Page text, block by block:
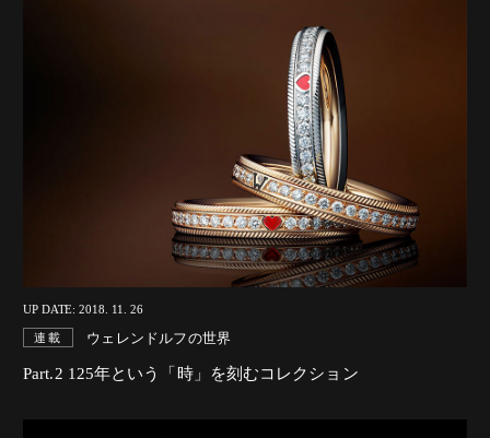
UP DATE: 2018. 11. 26
連載 ウェレンドルフの世界
Part.2 125年という「時」を刻むコレクション